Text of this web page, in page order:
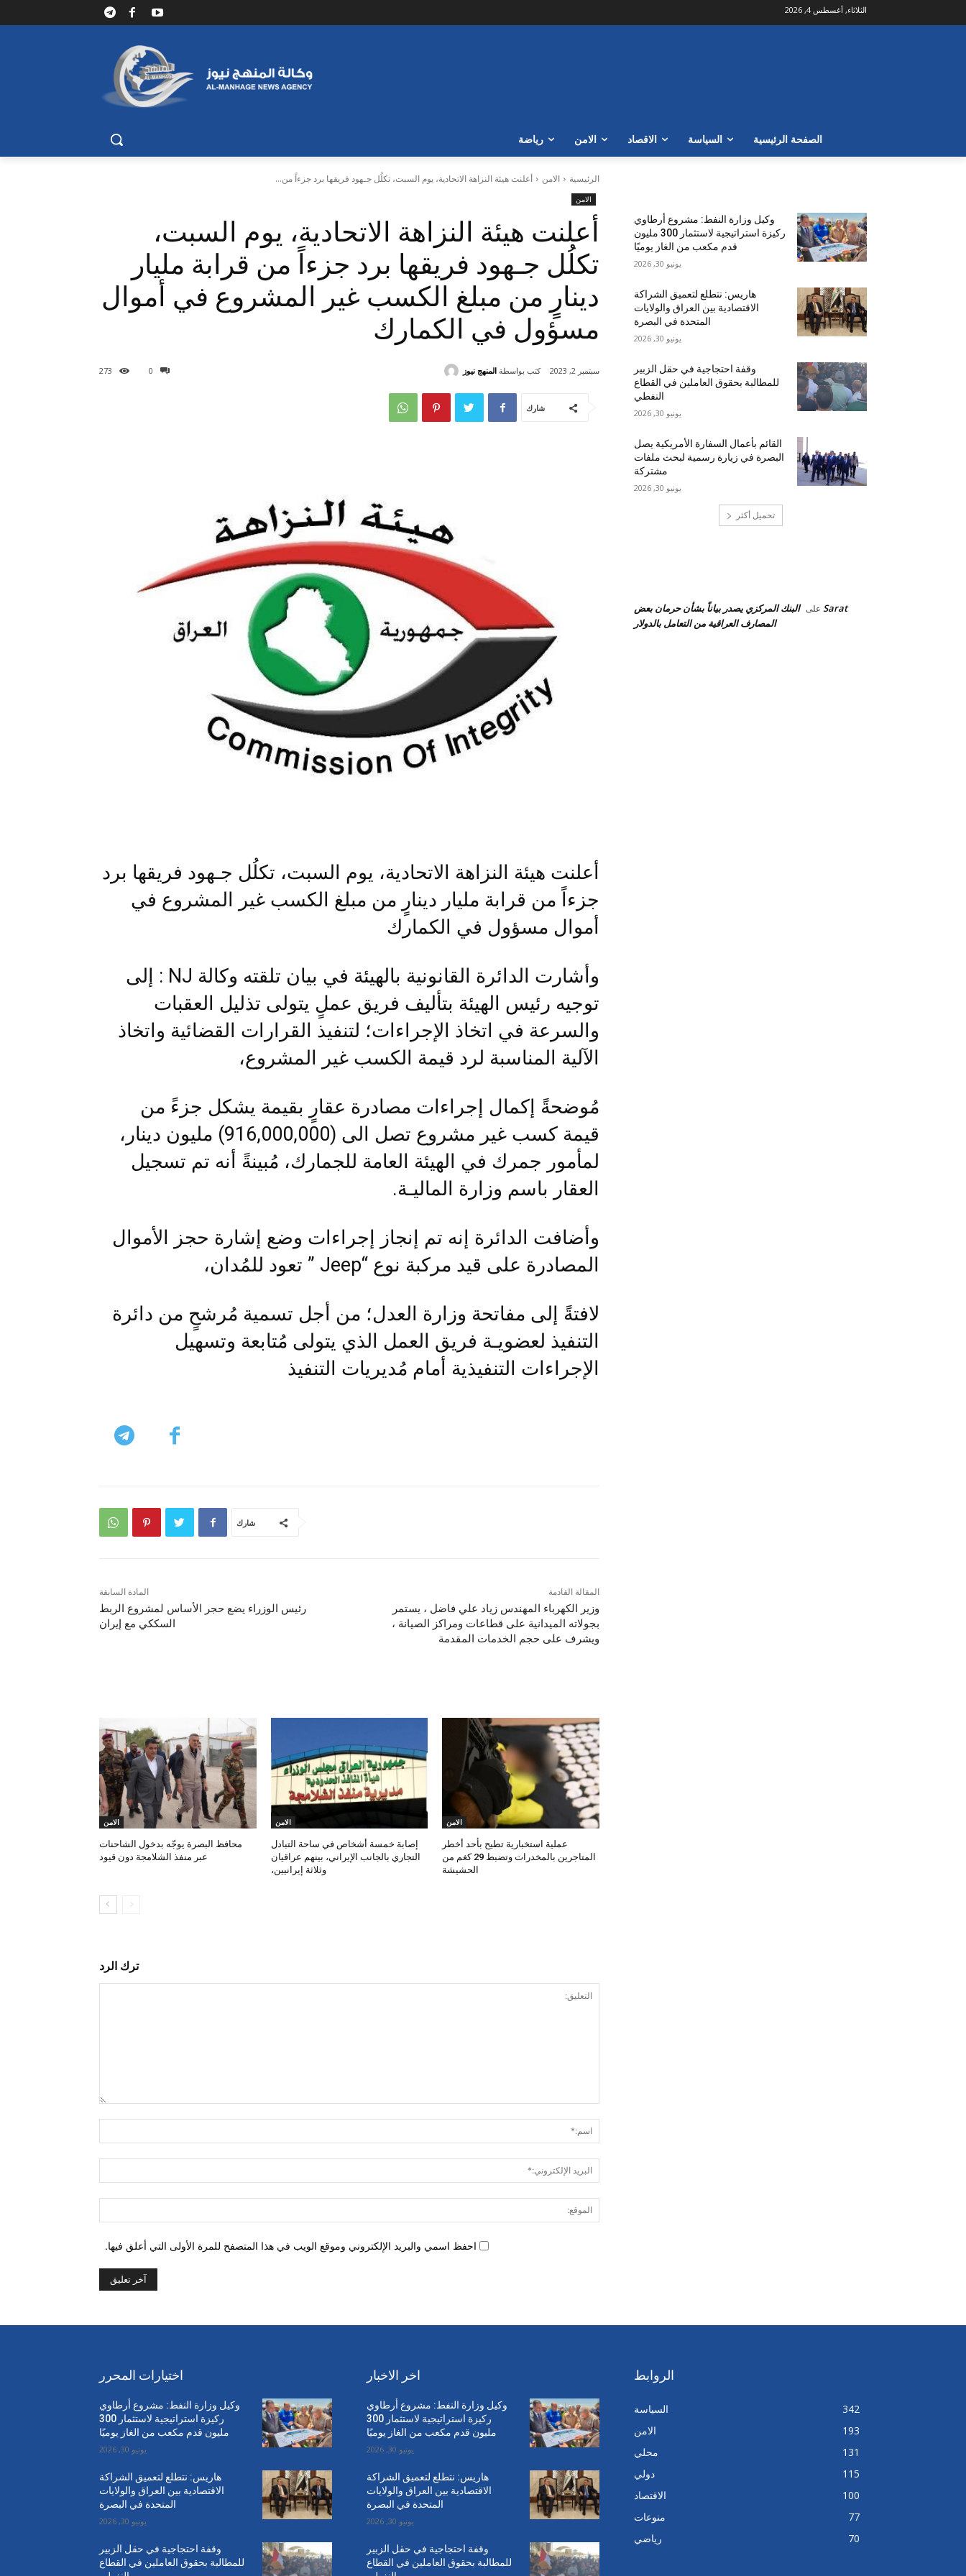
الثلاثاء, أغسطس 4, 2026
الصفحة الرئيسية السياسة الاقصاد الامن رياضة
الرئيسية الامن أعلنت هيئة النزاهة الاتحادية، يوم السبت، تكلُل جـهود فريقها برد جزءاً من...
الامن
أعلنت هيئة النزاهة الاتحادية، يوم السبت،
تكلُل جـهود فريقها برد جزءاً من قرابة مليار
دينارٍ من مبلغ الكسب غير المشروع في أموال
مسؤول في الكمارك
0
273 سبتمبر 2, 2023 كتب بواسطة المنهج نيوز
شارك
أعلنت هيئة النزاهة الاتحادية، يوم السبت، تكلُل جـهود فريقها برد
جزءاً من قرابة مليار دينارٍ من مبلغ الكسب غير المشروع في
أموال مسؤول في الكمارك
وأشارت الدائرة القانونية بالهيئة في بيان تلقته وكالة NJ : إلى
توجيه رئيس الهيئة بتأليف فريق عملٍ يتولى تذليل العقبات
والسرعة في اتخاذ الإجراءات؛ لتنفيذ القرارات القضائية واتخاذ
الآلية المناسبة لرد قيمة الكسب غير المشروع،
مُوضحةً إكمال إجراءات مصادرة عقارٍ بقيمة يشكل جزءً من
قيمة كسب غير مشروع تصل الى (916,000,000) مليون دينار،
لمأمور جمرك في الهيئة العامة للجمارك، مُبينةً أنه تم تسجيل
العقار باسم وزارة الماليـة.
وأضافت الدائرة إنه تم إنجاز إجراءات وضع إشارة حجز الأموال
المصادرة على قيد مركبة نوع “Jeep ” تعود للمُدان،
لافتةً إلى مفاتحة وزارة العدل؛ من أجل تسمية مُرشحٍ من دائرة
التنفيذ لعضويـة فريق العمل الذي يتولى مُتابعة وتسهيل
الإجراءات التنفيذية أمام مُديريات التنفيذ
شارك
المادة السابقة
رئيس الوزراء يضع حجر الأساس لمشروع الربط
السككي مع إيران
المقالة القادمة
وزير الكهرباء المهندس زياد علي فاضل ، يستمر
بجولاته الميدانية على قطاعات ومراكز الصيانة ،
ويشرف على حجم الخدمات المقدمة
الامن
عملية استخبارية تطيح بأحد أخطر
المتاجرين بالمخدرات وتضبط 29 كغم من
الحشيشة
الامن
إصابة خمسة أشخاص في ساحة التبادل
التجاري بالجانب الإيراني، بينهم عراقيان
وثلاثة إيرانيين،
الامن
محافظ البصرة يوجّه بدخول الشاحنات
عبر منفذ الشلامجة دون قيود
ترك الرد
الإلكتروني:*
احفظ اسمي والبريد الإلكتروني وموقع الويب في هذا المتصفح للمرة الأولى التي أعلق فيها.
وكيل وزارة النفط: مشروع أرطاوي
ركيزة استراتيجية لاستثمار 300 مليون
قدم مكعب من الغاز يوميًا
يونيو 30, 2026
هاريس: نتطلع لتعميق الشراكة
الاقتصادية بين العراق والولايات
المتحدة في البصرة
يونيو 30, 2026
وقفة احتجاجية في حقل الزبير
للمطالبة بحقوق العاملين في القطاع
النفطي
يونيو 30, 2026
القائم بأعمال السفارة الأمريكية يصل
البصرة في زيارة رسمية لبحث ملفات
مشتركة
يونيو 30, 2026
تحميل أكثر
Sarat على البنك المركزي يصدر بياناً بشأن حرمان بعض
المصارف العراقية من التعامل بالدولار
اختيارات المحرر
وكيل وزارة النفط: مشروع أرطاوي
ركيزة استراتيجية لاستثمار 300
مليون قدم مكعب من الغاز يوميًا
يونيو 30, 2026
هاريس: نتطلع لتعميق الشراكة
الاقتصادية بين العراق والولايات
المتحدة في البصرة
يونيو 30, 2026
وقفة احتجاجية في حقل الزبير
للمطالبة بحقوق العاملين في القطاع
اخر الاخبار
وكيل وزارة النفط: مشروع أرطاوي
ركيزة استراتيجية لاستثمار 300
مليون قدم مكعب من الغاز يوميًا
يونيو 30, 2026
هاريس: نتطلع لتعميق الشراكة
الاقتصادية بين العراق والولايات
المتحدة في البصرة
يونيو 30, 2026
وقفة احتجاجية في حقل الزبير
للمطالبة بحقوق العاملين في القطاع
الروابط
السياسة
342
الامن
193
محلي
131
دولي
115
الاقتصاد
100
منوعات
77
رياضي
70